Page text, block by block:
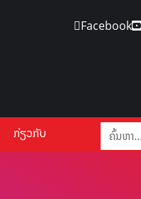
Facebook
ກ່ຽວກັບ